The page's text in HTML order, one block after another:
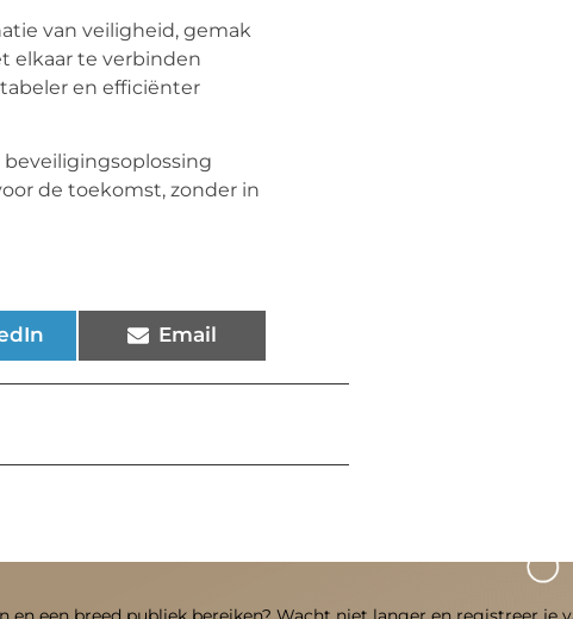
van veiligheid, gemak
elkaar te verbinden
en efficiënter
de toekomst, zonder in
Email